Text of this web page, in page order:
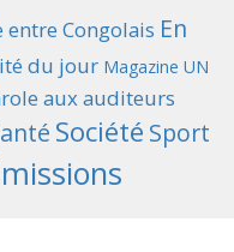
entre Congolais En
du jour Magazine UN
aux auditeurs
Société Sport